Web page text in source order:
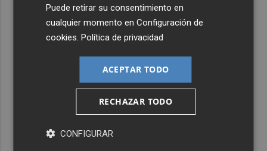
Puede retirar su consentimiento en
cualquier momento enConfiguración de
cookies.Política de privacidad
ACEPTAR TODO
RECHAZAR TODO
CONFIGURAR